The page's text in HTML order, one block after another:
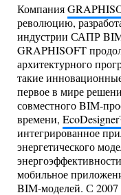
Компания
революцию,
индустрии САПР
GRAPHISOFT
архитектурного
такие
первое в мире
совместного BIM-
времени,
интегрированное
энергетического
мобильное
BIM-моделей. С